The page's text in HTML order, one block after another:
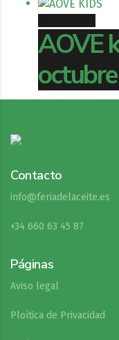
AOVE
Contacto
info@feriadelaceite.es
+34 660 63 45 87
Páginas
Aviso legal
Ploítica de Privacidad